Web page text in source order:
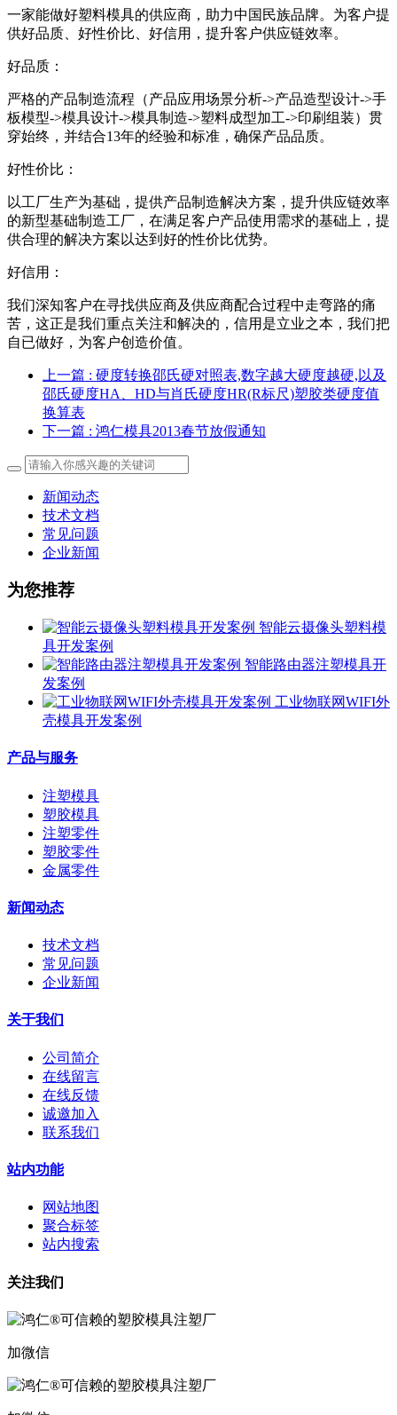
一家能做好塑料模具的供应商，助力中国民族品牌。为客户提
供好品质、好性价比、好信用，提升客户供应链效率。
好品质：
严格的产品制造流程（产品应用场景分析->产品造型设计->手
板模型->模具设计->模具制造->塑料成型加工->印刷组装）贯
穿始终，并结合13年的经验和标准，确保产品品质。
好性价比：
以工厂生产为基础，提供产品制造解决方案，提升供应链效率
的新型基础制造工厂，在满足客户产品使用需求的基础上，提
供合理的解决方案以达到好的性价比优势。
好信用：
我们深知客户在寻找供应商及供应商配合过程中走弯路的痛
苦，这正是我们重点关注和解决的，信用是立业之本，我们把
自已做好，为客户创造价值。
上一篇 : 硬度转换邵氏硬对照表,数字越大硬度越硬,以及
邵氏硬度HA、HD与肖氏硬度HR(R标尺)塑胶类硬度值
换算表
下一篇 : 鸿仁模具2013春节放假通知
新闻动态
技术文档
常见问题
企业新闻
为您推荐
智能云摄像头塑料模
具开发案例
智能路由器注塑模具开
发案例
工业物联网WIFI外
壳模具开发案例
产品与服务
注塑模具
塑胶模具
注塑零件
塑胶零件
金属零件
新闻动态
技术文档
常见问题
企业新闻
关于我们
公司简介
在线留言
在线反馈
诚邀加入
联系我们
站内功能
网站地图
聚合标签
站内搜索
关注我们
加微信